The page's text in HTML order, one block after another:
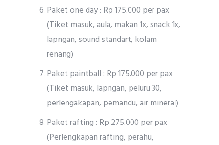
Paket one day : Rp 175.000 per pax
(Tiket masuk, aula, makan 1x, snack 1x,
lapngan, sound standart, kolam
renang)
Paket paintball : Rp 175.000 per pax
(Tiket masuk, lapngan, peluru 30,
perlengakapan, pemandu, air mineral)
Paket rafting : Rp 275.000 per pax
(Perlengkapan rafting, perahu,